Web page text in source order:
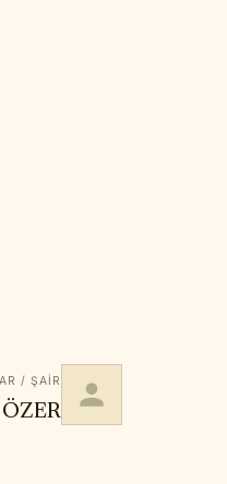
/ ŞAIR